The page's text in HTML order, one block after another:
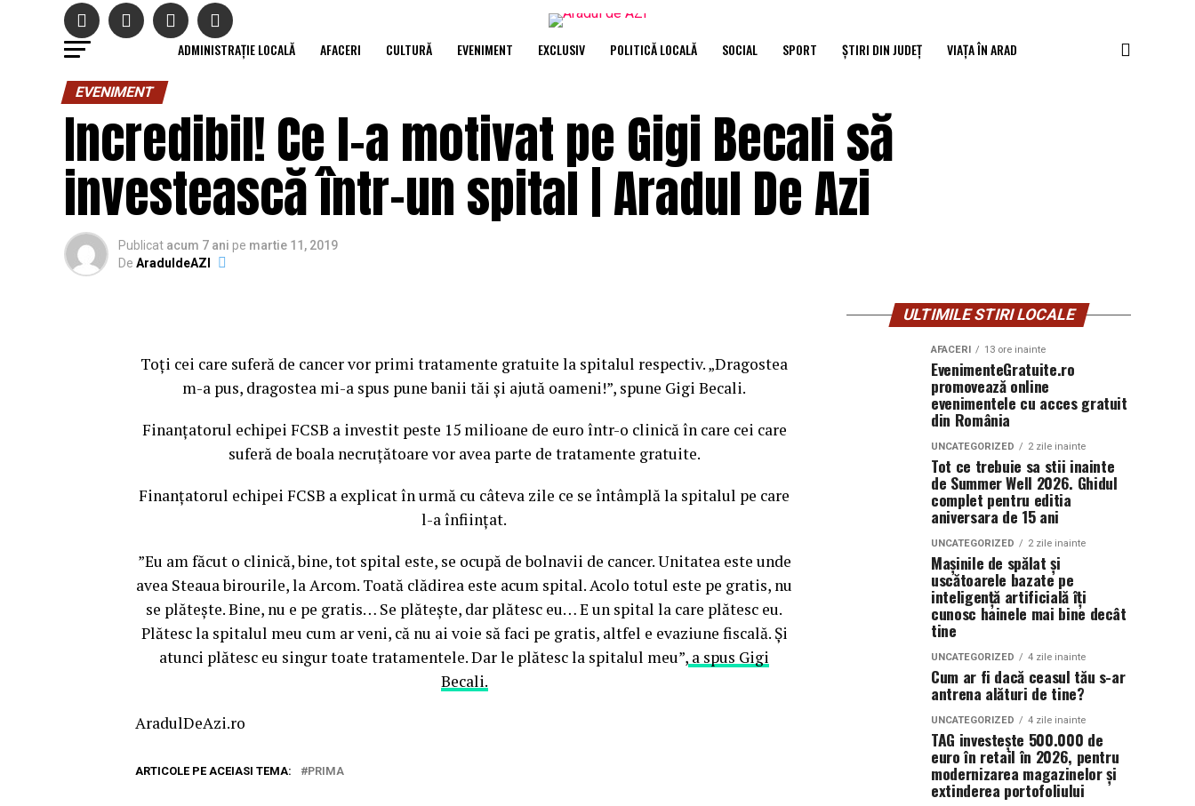
ADMINISTRAȚIE LOCALĂ AFACERI CULTURĂ EVENIMENT EXCLUSIV POLITICĂ LOCALĂ SOCIAL SPORT ȘTIRI DIN JUDEȚ VIAȚA ÎN ARAD
EVENIMENT
Incredibil! Ce l-a motivat pe Gigi Becali să
investească într-un spital | Aradul De Azi
Publicat acum 7 ani pe martie 11, 2019
De AraduldeAZI
Toți cei care suferă de cancer vor primi tratamente gratuite la spitalul respectiv. „Dragostea
m-a pus, dragostea mi-a spus pune banii tăi şi ajută oameni!”, spune Gigi Becali.
Finanţatorul echipei FCSB a investit peste 15 milioane de euro într-o clinică în care cei care
suferă de boala necruţătoare vor avea parte de tratamente gratuite.
Finanțatorul echipei FCSB a explicat în urmă cu câteva zile ce se întâmplă la spitalul pe care
l-a înființat.
”Eu am făcut o clinică, bine, tot spital este, se ocupă de bolnavii de cancer. Unitatea este unde
avea Steaua birourile, la Arcom. Toată clădirea este acum spital. Acolo totul este pe gratis, nu
se plătește. Bine, nu e pe gratis… Se plătește, dar plătesc eu… E un spital la care plătesc eu.
Plătesc la spitalul meu cum ar veni, că nu ai voie să faci pe gratis, altfel e evaziune fiscală. Și
atunci plătesc eu singur toate tratamentele. Dar le plătesc la spitalul meu”, a spus Gigi
Becali.
AradulDeAzi.ro
ARTICOLE PE ACEIASI TEMA: PRIMA
ULTIMILE STIRI LOCALE
AFACERI 13 ore inainte
EvenimenteGratuite.ro
promovează online
evenimentele cu acces gratuit
din România
UNCATEGORIZED 2 zile inainte
Tot ce trebuie sa stii inainte
de Summer Well 2026. Ghidul
complet pentru editia
aniversara de 15 ani
UNCATEGORIZED 2 zile inainte
Mașinile de spălat și
uscătoarele bazate pe
inteligență artificială îți
cunosc hainele mai bine decât
tine
UNCATEGORIZED 4 zile inainte
Cum ar fi dacă ceasul tău s-ar
antrena alături de tine?
UNCATEGORIZED 4 zile inainte
TAG investește 500.000 de
euro în retail în 2026, pentru
modernizarea magazinelor și
extinderea portofoliului